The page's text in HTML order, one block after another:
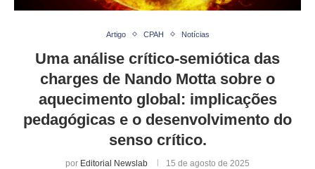
Artigo CPAH Notícias
Uma análise crítico-semiótica das
charges de Nando Motta sobre o
aquecimento global: implicações
pedagógicas e o desenvolvimento do
senso crítico.
por Editorial Newslab 15 de agosto de 2025